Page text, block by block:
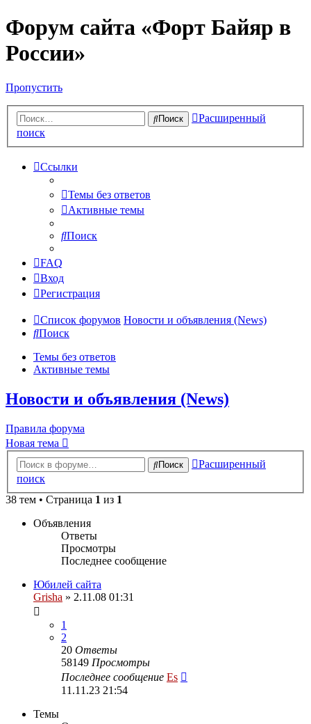
Форум сайта «Форт Байяр в
России»
Пропустить
Поиск
Расширенный
поиск
Ссылки
Темы без ответов
Активные темы
Поиск
FAQ
Вход
Регистрация
Список форумов Новости и объявления (News)
Поиск
Темы без ответов
Активные темы
Новости и объявления (News)
Правила форума
Новая тема
Поиск
Расширенный
поиск
38 тем • Страница 1 из 1
Объявления
Ответы
Просмотры
Последнее сообщение
Юбилей сайта
Grisha » 2.11.08 01:31
1
2
20 Ответы
58149 Просмотры
Последнее сообщение Es
11.11.23 21:54
Темы